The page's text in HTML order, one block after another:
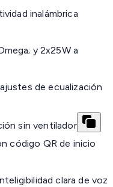
inalámbrica
y 2x25W a
de ecualización
sin ventilador
código QR de inicio
clara de voz